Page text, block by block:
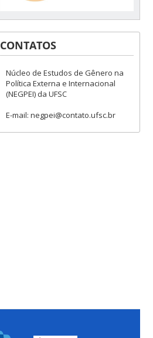
CONTATOS
Núcleo de Estudos de Gênero na
Política Externa e Internacional
(NEGPEI) da UFSC
E-mail: negpei@contato.ufsc.br